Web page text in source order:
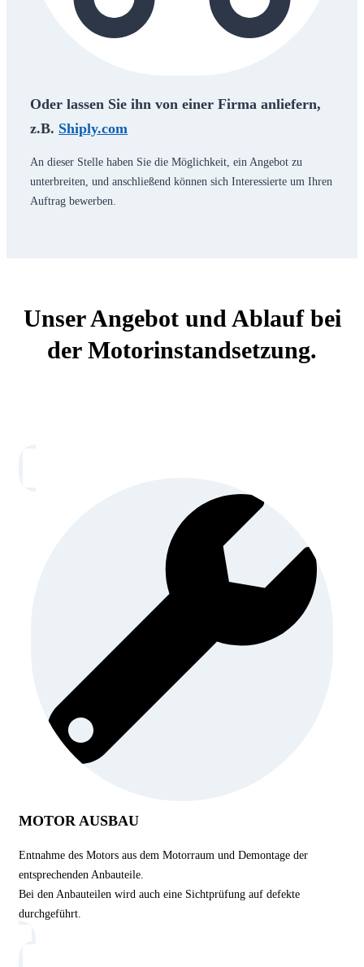
Oder lassen Sie ihn von einer Firma anliefern,
z.B. Shiply.com
An dieser Stelle haben Sie die Möglichkeit, ein Angebot zu
unterbreiten, und anschließend können sich Interessierte um Ihren
Auftrag bewerben.
Unser Angebot und Ablauf bei
der Motorinstandsetzung.
MOTOR AUSBAU
Entnahme des Motors aus dem Motorraum und Demontage der
entsprechenden Anbauteile.
Bei den Anbauteilen wird auch eine Sichtprüfung auf defekte
durchgeführt.